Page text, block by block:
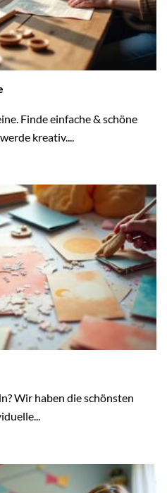
Finde einfache & schöne
kreativ....
Wir haben die schönsten